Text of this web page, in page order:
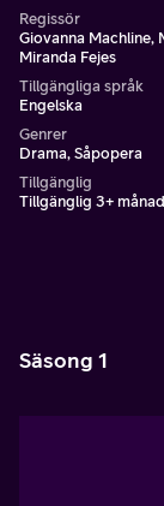
Regissör
Giovanna Machline,
Miranda Fejes
Tillgängliga språk
Engelska
Genrer
Drama, Såpopera
Tillgänglig
Tillgänglig 3+
Säsong 1